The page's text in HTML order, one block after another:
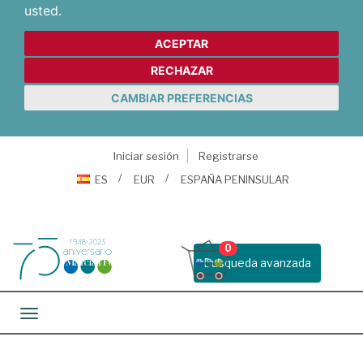
usted.
ACEPTAR
RECHAZAR
CAMBIAR PREFERENCIAS
Iniciar sesión
Registrarse
ES
EUR ESPAÑA PENINSULAR
Busqueda avanzada
0
Toggle navigation